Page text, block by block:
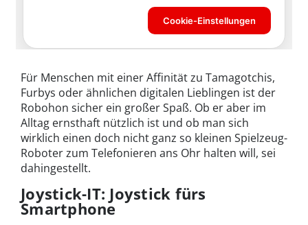
Für Menschen mit einer Affinität zu Tamagotchis,
Furbys oder ähnlichen digitalen Lieblingen ist der
Robohon sicher ein großer Spaß. Ob er aber im
Alltag ernsthaft nützlich ist und ob man sich
wirklich einen doch nicht ganz so kleinen Spielzeug-
Roboter zum Telefonieren ans Ohr halten will, sei
dahingestellt.
Joystick-IT: Joystick fürs
Smartphone